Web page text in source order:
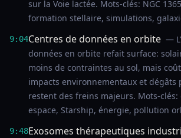
sur la Voie lactée. Mots-clés: NGC
formation stellaire, simulations,
9:04Centres de données en orbite —
données en orbite refait surface:
moins de contraintes au sol, mais
impacts environnementaux et dégâts
restent des freins majeurs. Mots-clés:
espace, Starship, énergie, pollution
9:48Exosomes thérapeutiques